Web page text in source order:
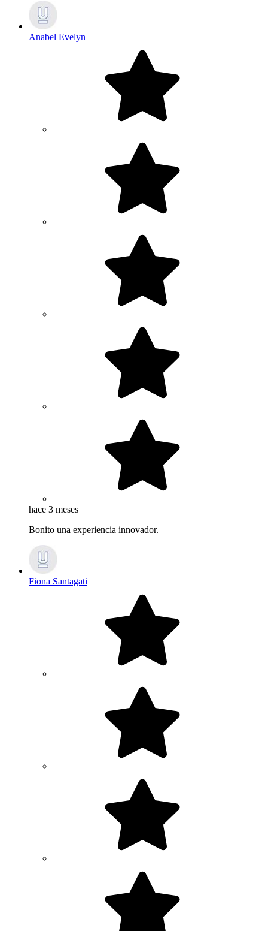
Anabel Evelyn
hace 3 meses
Bonito una experiencia innovador.
Fiona Santagati